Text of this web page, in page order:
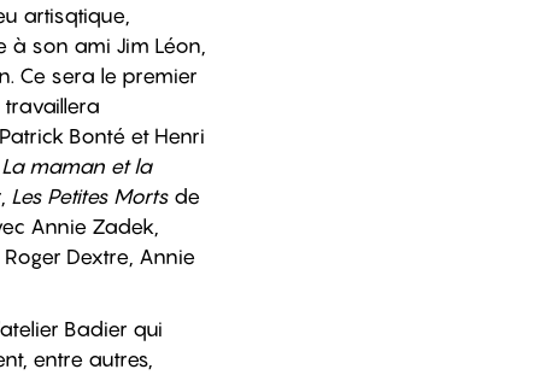
artisqtique,
à son ami Jim Léon,
Ce sera le premier
travaillera
Bonté et Henri
La maman et la
Les Petites Mortsde
Annie Zadek,
Dextre, Annie
Badier qui
entre autres,